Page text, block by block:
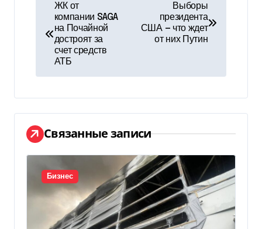
и
г
а
ц
и
я
ЖК от
компании SAGA
на Почайной
достроят за
счет средств
АТБ
Выборы
президента
США — что ждет
от них Путин
Связанные записи
Бизнес